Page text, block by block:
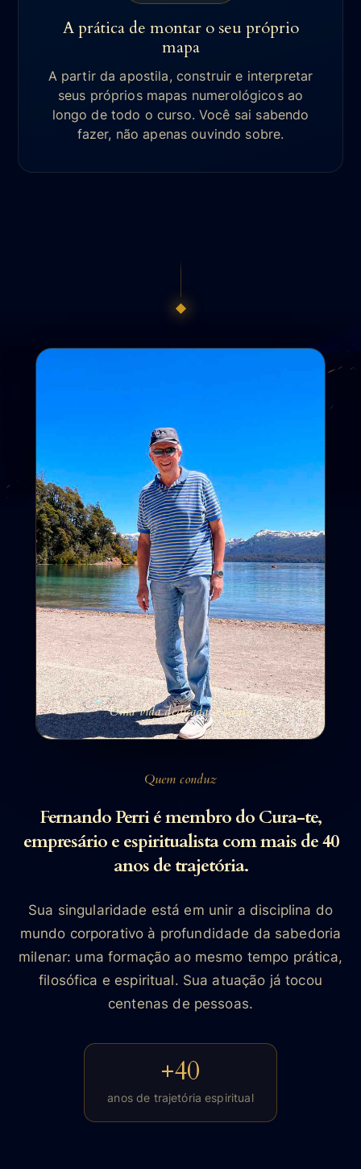
A prática de montar o seu próprio
mapa
A partir da apostila, construir e interpretar
seus próprios mapas numerológicos ao
longo de todo o curso. Você sai sabendo
fazer, não apenas ouvindo sobre.
Uma vida dedicada à escuta
Quem conduz
Fernando Perri é membro do Cura-te,
empresário e espiritualista com mais de 40
anos de trajetória.
Sua singularidade está em unir a disciplina do
mundo corporativo à profundidade da sabedoria
milenar: uma formação ao mesmo tempo prática,
filosófica e espiritual. Sua atuação já tocou
centenas de pessoas.
+40
anos de trajetória espiritual